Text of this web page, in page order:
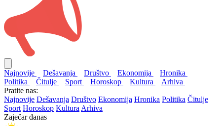
Najnovije Dešavanja Društvo Ekonomija
Hronika
Politika
Čitulje Sport Horoskop Kultura
Arhiva
Pratite nas:
Najnovije Dešavanja Društvo Ekonomija Hronika Politika Čitulje
Sport Horoskop Kultura Arhiva
Zaječar danas